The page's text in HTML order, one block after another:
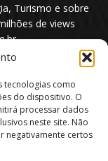
tecnologias como
do dispositivo. O
processar dados
neste site. Não
negativamente certos
Turismo e sobre
de views